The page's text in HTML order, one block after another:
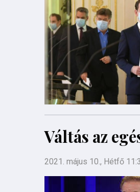
Váltás az
2021. május 10., Hétfő